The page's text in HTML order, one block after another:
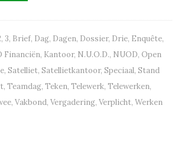
, 3, Brief, Dag, Dagen, Dossier, Drie, Enquête,
Financiën, Kantoor, N.U.O.D., NUOD, Open
, Satelliet, Satellietkantoor, Speciaal, Stand
, Teamdag, Teken, Telewerk, Telewerken,
, Vakbond, Vergadering, Verplicht, Werken